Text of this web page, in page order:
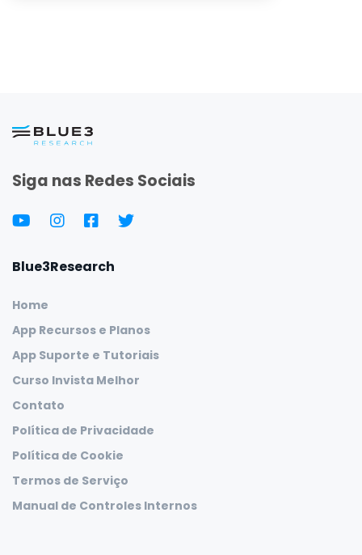
Siga nas Redes Sociais
Blue3Research
Home
App Recursos e Planos
App Suporte e Tutoriais
Curso Invista Melhor
Contato
Política de Privacidade
Política de Cookie
Termos de Serviço
Manual de Controles Internos